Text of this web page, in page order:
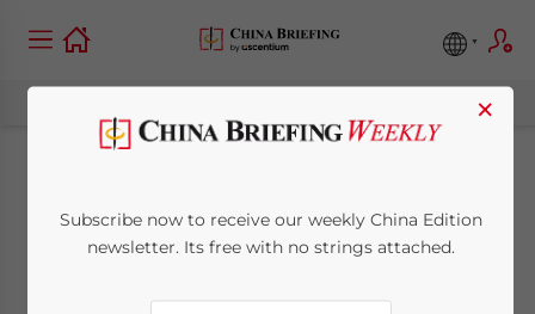
La Chine relève ses
taux d’intérêt en vue
×
Subscribe now to receive our weekly China Edition
newsletter. Its free with no strings attached.